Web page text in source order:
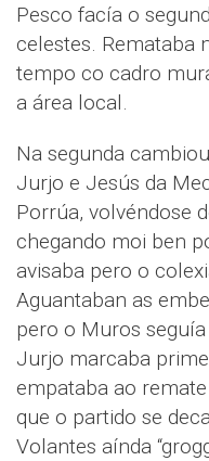
Pesco facía o
celestes. Remataba
tempo co cadro
a área local.
Na segunda
Jurjo e Jesús da
Porrúa, volvéndose
chegando moi ben
avisaba pero o
Aguantaban as
pero o Muros
Jurjo marcaba
empataba ao
que o partido se
Volantes aínda